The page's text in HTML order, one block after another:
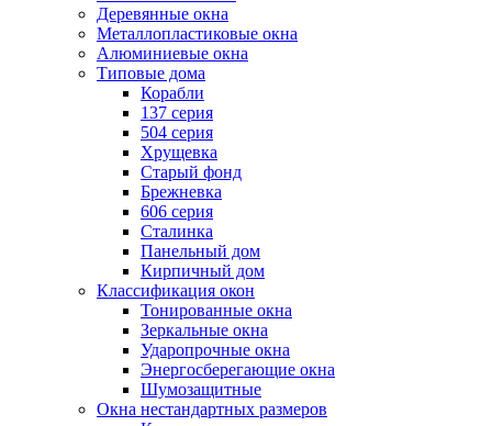
Деревянные окна
Металлопластиковые окна
Алюминиевые окна
Типовые дома
Корабли
137 серия
504 серия
Хрущевка
Старый фонд
Брежневка
606 серия
Сталинка
Панельный дом
Кирпичный дом
Классификация окон
Тонированные окна
Зеркальные окна
Ударопрочные окна
Энергосберегающие окна
Шумозащитные
Окна нестандартных размеров